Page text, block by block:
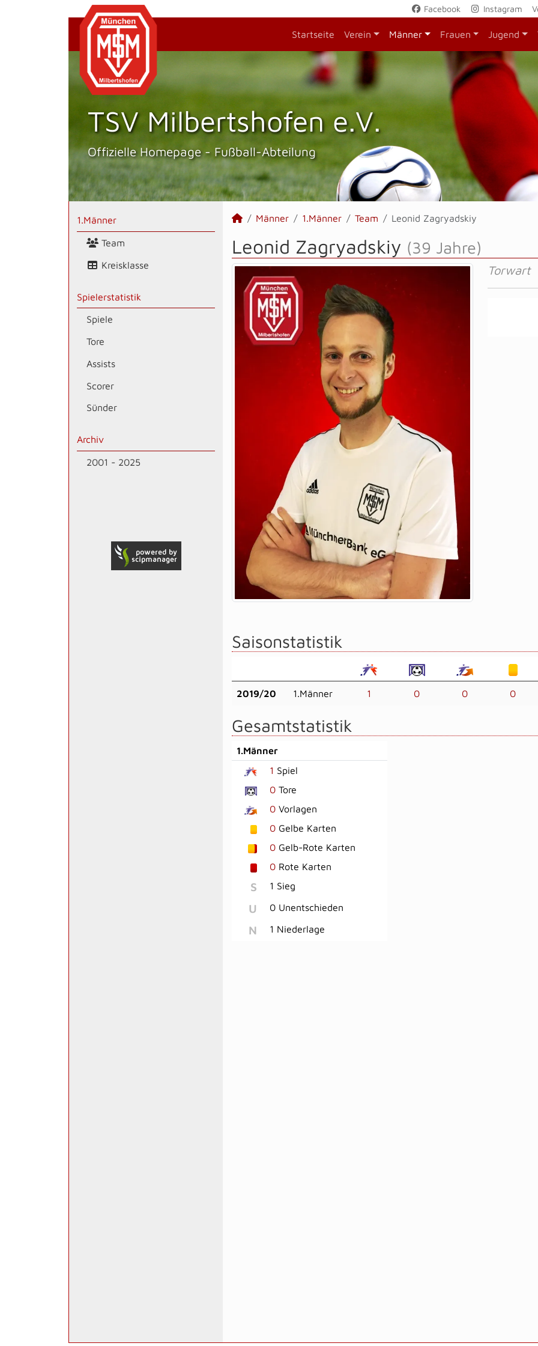
Facebook Instagram
Startseite Verein Männer Frauen Jugend
TSV Milbertshofen e.V.
Offizielle Homepage - Fußball-Abteilung
1.Männer
Team
Kreisklasse
Spielerstatistik
Spiele
Tore
Assists
Scorer
Sünder
Archiv
2001 - 2025
Männer 1.Männer Team Leonid Zagryadskiy
Leonid Zagryadskiy (39 Jahre)
Torwart
Saisonstatistik
2019/20 1.Männer 1 0 0 0
Gesamtstatistik
1.Männer
1 Spiel
0 Tore
0 Vorlagen
0 Gelbe Karten
0 Gelb-Rote Karten
0 Rote Karten
S 1 Sieg
U 0 Unentschieden
N 1 Niederlage